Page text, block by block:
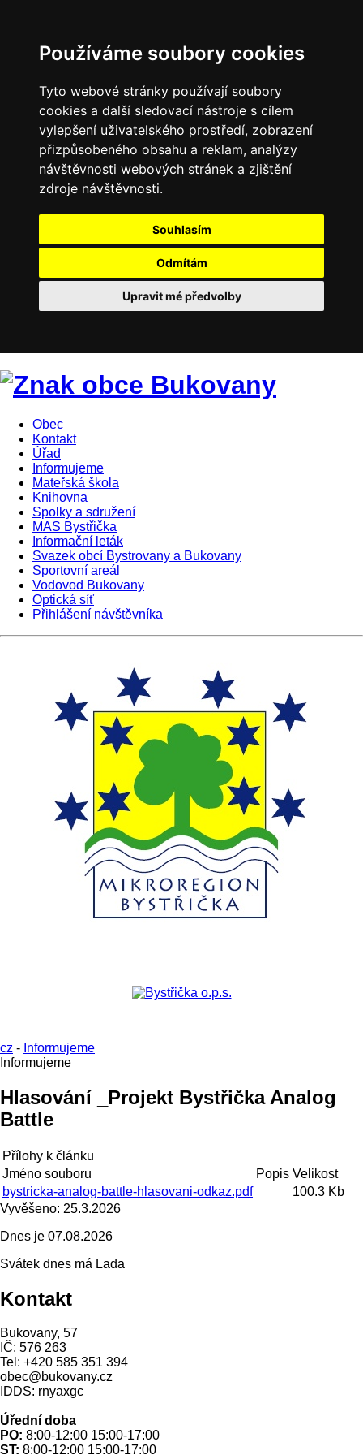
Používáme soubory cookies
Tyto webové stránky používají soubory
cookies a další sledovací nástroje s cílem
vylepšení uživatelského prostředí, zobrazení
přizpůsobeného obsahu a reklam, analýzy
návštěvnosti webových stránek a zjištění
zdroje návštěvnosti.
Souhlasím
Odmítám
Upravit mé předvolby
Obec
Kontakt
Úřad
Informujeme
Mateřská škola
Knihovna
Spolky a sdružení
MAS Bystřička
Informační leták
Svazek obcí Bystrovany a Bukovany
Sportovní areál
Vodovod Bukovany
Optická síť
Přihlášení návštěvníka
cz - Informujeme
Informujeme
Hlasování _Projekt Bystřička Analog
Battle
Přílohy k článku
Jméno souboru
Popis Velikost
bystricka-analog-battle-hlasovani-odkaz.pdf
100.3 Kb
Vyvěšeno: 25.3.2026
Dnes je 07.08.2026
Svátek dnes má Lada
Kontakt
Bukovany, 57
IČ: 576 263
Tel: +420 585 351 394
obec@bukovany.cz
IDDS: rnyaxgc
Úřední doba
PO: 8:00-12:00 15:00-17:00
ST: 8:00-12:00 15:00-17:00